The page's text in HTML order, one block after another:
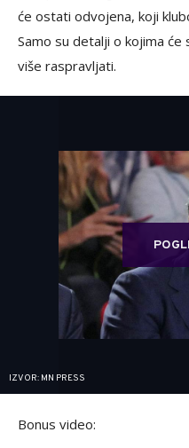
će ostati odvojena, koji
Samo su detalji o kojima
više raspravljati.
IZVOR: MN PRESS
Bonus video: